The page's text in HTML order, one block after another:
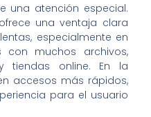
una atención especial.
una ventaja clara
especialmente en
con muchos archivos,
tiendas online. En la
accesos más rápidos,
para el usuario